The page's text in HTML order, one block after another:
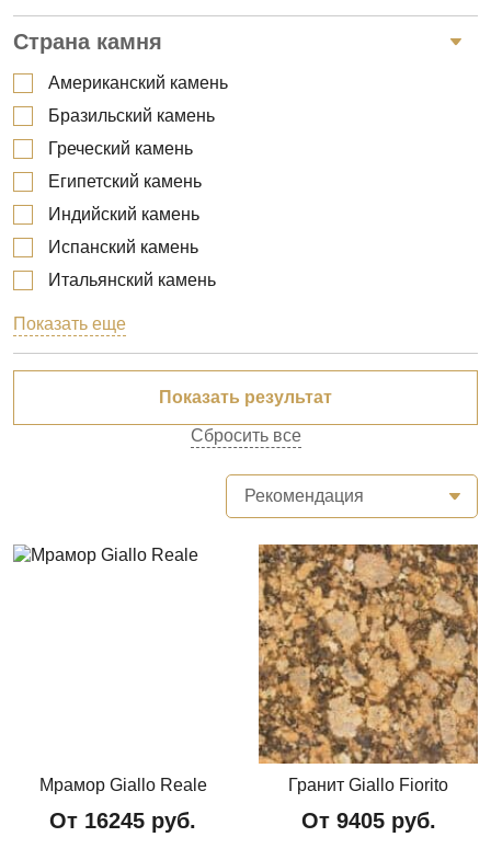
Оникс
Плитка из мрамора
Травертин
Страна камня
Американский камень
Бразильский камень
Греческий камень
Египетский камень
Индийский камень
Испанский камень
Итальянский камень
Показать еще
Сбросить все
Рекомендация
Мрамор Giallo Reale
От 16245 руб.
Гранит Giallo Fiorito
От 9405руб.